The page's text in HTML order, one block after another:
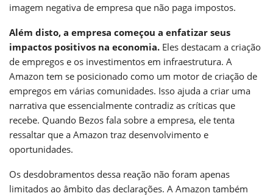
imagem negativa de empresa que não paga impostos.
Além disto, a empresa começou a enfatizar seus
impactos positivos na economia. Eles destacam a criação
de empregos e os investimentos em infraestrutura. A
Amazon tem se posicionado como um motor de criação de
empregos em várias comunidades. Isso ajuda a criar uma
narrativa que essencialmente contradiz as críticas que
recebe. Quando Bezos fala sobre a empresa, ele tenta
ressaltar que a Amazon traz desenvolvimento e
oportunidades.
Os desdobramentos dessa reação não foram apenas
limitados ao âmbito das declarações. A Amazon também